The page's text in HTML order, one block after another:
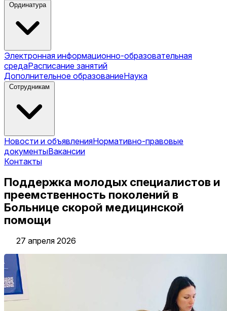
Ординатура
Электронная информационно-образовательная
средаРасписание занятий
Дополнительное образованиеНаука
Сотрудникам
Новости и объявленияНормативно-правовые
документыВакансии
Контакты
Поддержка молодых специалистов и
преемственность поколений в
Больнице скорой медицинской
помощи
27 апреля 2026